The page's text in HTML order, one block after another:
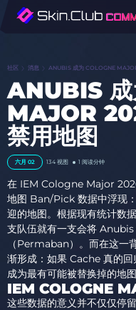
社区 消息 ANUBIS 成为 COLOGNE
ANUBIS
MAJOR
禁用地图
六月 02 134 视图 1 阅读分钟
在 IEM Cologne Major
地图 Ban/Pick 数据中浮现
迎的地图。根据现有统计数
支队伍就有一支会将
（Permaban）。而在这一
渐形成：如果 Cache 真的
成为最有可能被替换掉的地图
IEM COLOGNE
这些数据的意义并不仅仅停